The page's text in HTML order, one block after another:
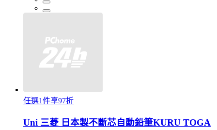
任選1件享97折
Uni 三菱 日本製不斷芯自動鉛筆KURU TOGA